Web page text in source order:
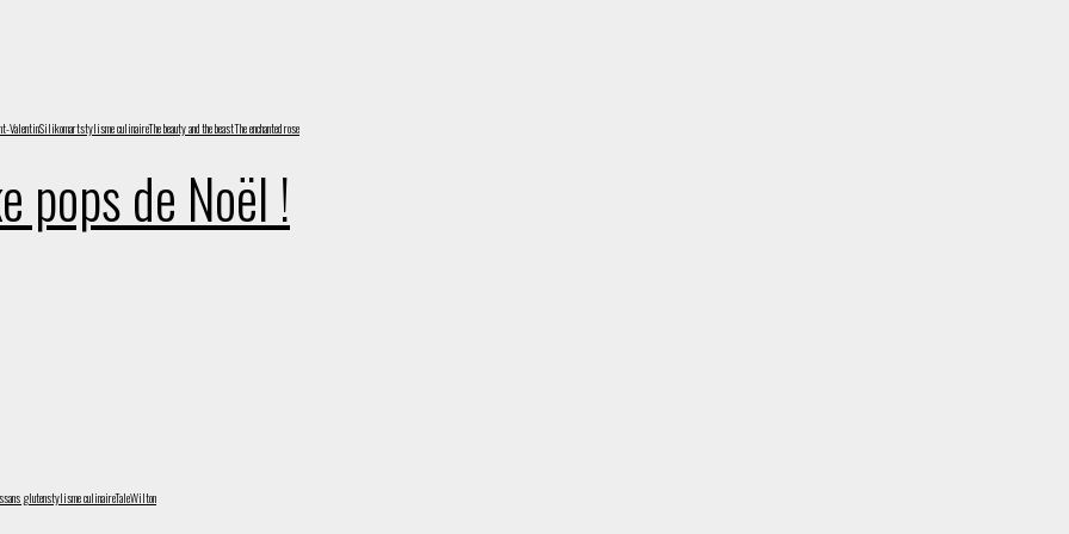
ValentinSilikomartstylisme culinaireThe beauty and the beastThe enchanted rose
pops de Noël !
sans glutenstylisme culinaireTaleWilton